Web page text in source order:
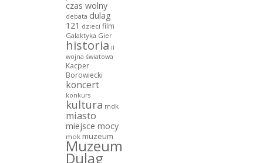
czas wolny
debata dulag
121 dzieci film
Galaktyka Gier
historia ii
wojna światowa
Kacper
Borowiecki
koncert
konkurs
kultura mdk
miasto
miejsce mocy
mok muzeum
Muzeum
Dulag